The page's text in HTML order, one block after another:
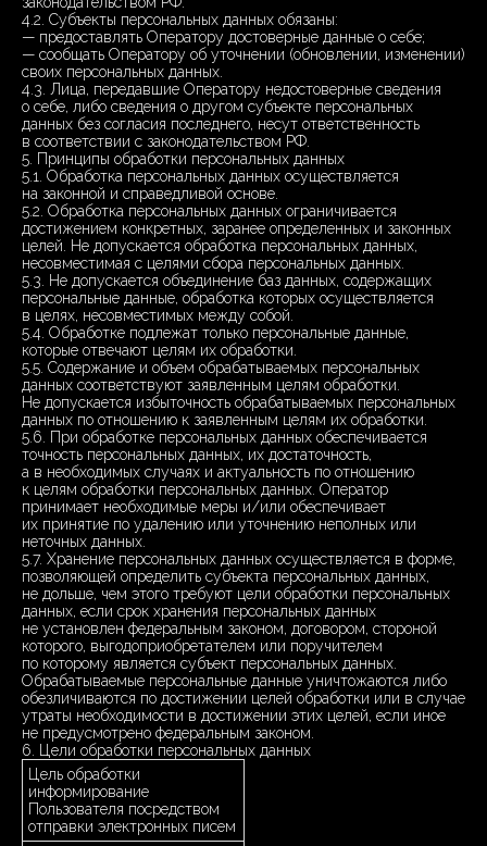
4.2. Субъекты персональных данных обязаны:
— предоставлять Оператору достоверные данные о себе;
— сообщать Оператору об уточнении (обновлении, изменении)
своих персональных данных.
4.3. Лица, передавшие Оператору недостоверные сведения
о себе, либо сведения о другом субъекте персональных
данных без согласия последнего, несут ответственность
в соответствии с законодательством РФ.
5. Принципы обработки персональных данных
5.1. Обработка персональных данных осуществляется
на законной и справедливой основе.
5.2. Обработка персональных данных ограничивается
достижением конкретных, заранее определенных и законных
целей. Не допускается обработка персональных данных,
несовместимая с целями сбора персональных данных.
5.3. Не допускается объединение баз данных, содержащих
персональные данные, обработка которых осуществляется
в целях, несовместимых между собой.
5.4. Обработке подлежат только персональные данные,
которые отвечают целям их обработки.
5.5. Содержание и объем обрабатываемых персональных
данных соответствуют заявленным целям обработки.
Не допускается избыточность обрабатываемых персональных
данных по отношению к заявленным целям их обработки.
5.6. При обработке персональных данных обеспечивается
точность персональных данных, их достаточность,
а в необходимых случаях и актуальность по отношению
к целям обработки персональных данных. Оператор
принимает необходимые меры и/или обеспечивает
их принятие по удалению или уточнению неполных или
неточных данных.
5.7. Хранение персональных данных осуществляется в форме,
позволяющей определить субъекта персональных данных,
не дольше, чем этого требуют цели обработки персональных
данных, если срок хранения персональных данных
не установлен федеральным законом, договором, стороной
которого, выгодоприобретателем или поручителем
по которому является субъект персональных данных.
Обрабатываемые персональные данные уничтожаются либо
обезличиваются по достижении целей обработки или в случае
утраты необходимости в достижении этих целей, если иное
не предусмотрено федеральным законом.
6. Цели обработки персональных данных
Цель обработки
информирование
Пользователя посредством
отправки электронных писем